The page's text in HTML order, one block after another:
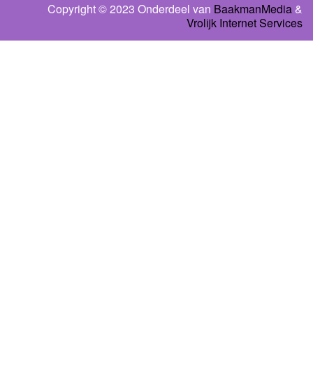
Copyright © 2023 Onderdeel van BaakmanMedia &
Vrolijk Internet Services